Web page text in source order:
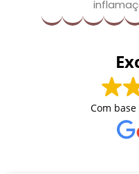
Com base